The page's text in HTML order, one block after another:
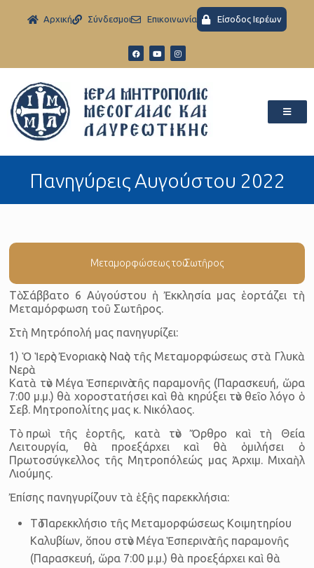
Aρχική Σύνδεσμοι Eπικοινωνία Είσοδος Ιερέων
Πανηγύρεις Αυγούστου 2022
Μεταμορφώσεως τοῦ Σωτῆρος
Τὸ Σάββατο 6 Αὐγούστου ἡ Ἐκκλησία μας ἑορτάζει τὴ
Μεταμόρφωση τοῦ Σωτῆρος.
Στὴ Μητρόπολή μας πανηγυρίζει:
1) Ὁ Ἱερὸς Ἐνοριακὸς Ναὸς τῆς Μεταμορφώσεως στὰ Γλυκὰ
Νερὰ
Κατὰ τὸν Μέγα Ἑσπερινὸ τῆς παραμονῆς (Παρασκευή, ὥρα
7:00 μ.μ.) θὰ χοροστατήσει καὶ θὰ κηρύξει τὸν θεῖο λόγο ὁ
Σεβ. Μητροπολίτης μας κ. Νικόλαος.
Τὸ πρωὶ τῆς ἑορτῆς, κατὰ τὸν Ὄρθρο καὶ τὴ Θεία
Λειτουργία, θὰ προεξάρχει καὶ θὰ ὁμιλήσει ὁ
Πρωτοσύγκελλος τῆς Μητροπόλεώς μας Ἀρχιμ. Μιχαὴλ
Λιούμης.
Ἐπίσης πανηγυρίζουν τὰ ἑξῆς παρεκκλήσια:
Τὸ Παρεκκλήσιο τῆς Μεταμορφώσεως Κοιμητηρίου
Καλυβίων, ὅπου στὸν Μέγα Ἑσπερινὸ τῆς παραμονῆς
(Παρασκευή, ὥρα 7:00 μ.μ.) θὰ προεξάρχει καὶ θὰ